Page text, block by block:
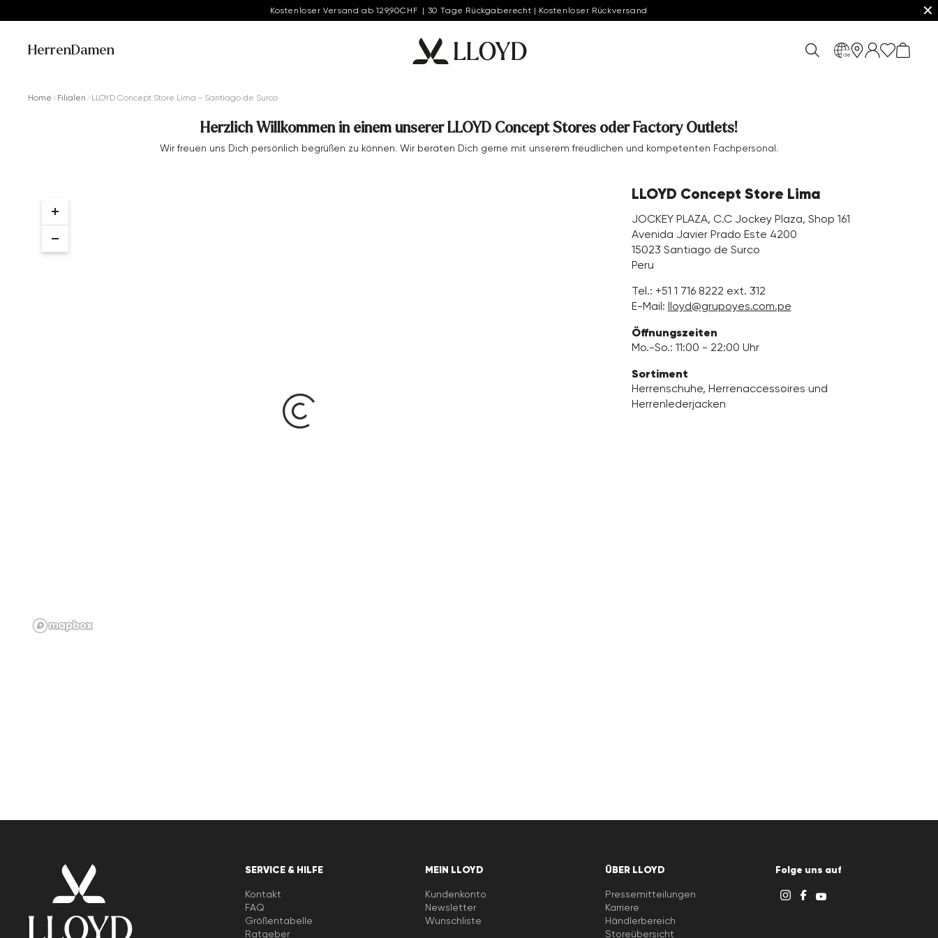
Kostenloser Versand ab 129,90CHF | 30 Tage Rückgaberecht | Kostenloser Rückversand ✕
HerrenDamen de
Home Filialen LLOYD Concept Store Lima - Santiago de Surco
Herzlich Willkommen in einem unserer LLOYD Concept Stores oder Factory Outlets!
Wir freuen uns Dich persönlich begrüßen zu können. Wir beraten Dich gerne mit unserem freudlichen und kompetenten Fachpersonal.
LLOYD Concept Store Lima
JOCKEY PLAZA, C.C Jockey Plaza, Shop 161
Avenida Javier Prado Este 4200
15023 Santiago de Surco
Peru
Tel.: +51 1 716 8222 ext. 312
E-Mail: lloyd@grupoyes.com.pe
Öffnungszeiten
Mo.-So.: 11:00 - 22:00 Uhr
Sortiment
Herrenschuhe, Herrenaccessoires und
Herrenlederjacken
SERVICE & HILFE
Kontakt
FAQ
Größentabelle
Ratgeber
MEIN LLOYD
Kundenkonto
Newsletter
Wunschliste
ÜBER LLOYD
Pressemitteilungen
Karriere
Händlerbereich
Storeübersicht
Folge uns auf